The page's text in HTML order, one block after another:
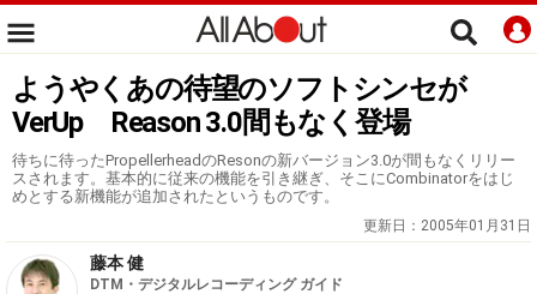
ようやくあの待望のソフトシンセが
VerUp Reason 3.0間もなく登場
待ちに待ったPropellerheadのResonの新バージョン3.0が間もなくリリー
スされます。基本的に従来の機能を引き継ぎ、そこにCombinatorをはじ
めとする新機能が追加されたというものです。
更新日： 2005年01月31日
藤本 健
DTM・デジタルレコーディング ガイド